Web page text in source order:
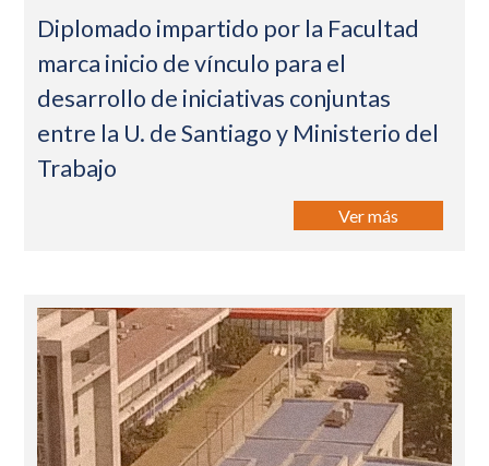
Diplomado impartido por la Facultad
marca inicio de vínculo para el
desarrollo de iniciativas conjuntas
entre la U. de Santiago y Ministerio del
Trabajo
Ver más